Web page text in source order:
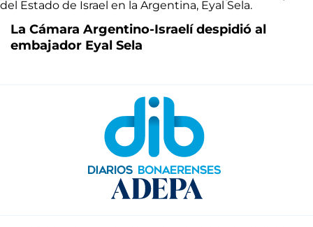
La Cámara Argentino-Israelí despidió al
embajador Eyal Sela